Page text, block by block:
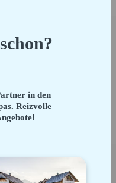
in den
Reizvolle